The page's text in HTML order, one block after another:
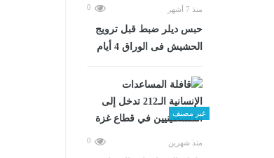
منذ 7 أشهر 0
حبس ديلر ضبط قبل ترويج
الحشيش فى الوراق 4 أيام
غير مصنف
منذ شهرين 0